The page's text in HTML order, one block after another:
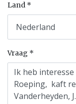
Land
Vraag